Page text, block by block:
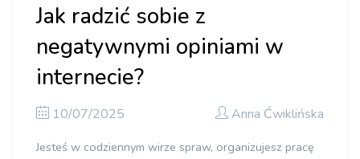
Jak radzić sobie z
negatywnymi opiniami w
internecie?
10/07/2025 Anna Ćwiklińska
Jesteś w codziennym wirze spraw, organizujesz pracę